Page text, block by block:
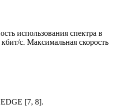
использования спектра в
с. Максимальная скорость
[7, 8].